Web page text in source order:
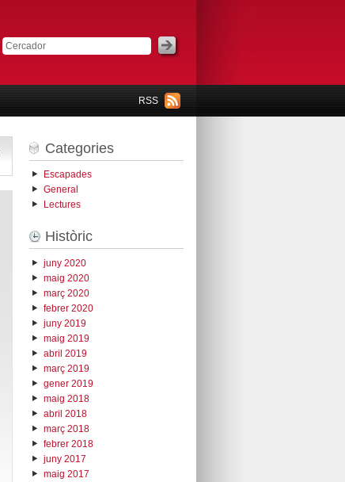
RSS
Categories
Escapades
General
Lectures
Històric
juny 2020
maig 2020
març 2020
febrer 2020
juny 2019
maig 2019
abril 2019
març 2019
gener 2019
maig 2018
abril 2018
març 2018
febrer 2018
juny 2017
maig 2017